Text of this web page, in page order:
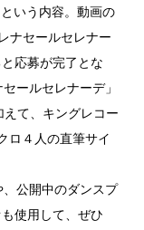
いう内容。動画の
ナセールセレナー
応募が完了とな
ールセレナーデ」
えて、キングレコー
ロ４人の直筆サイ
公開中のダンスプ
使用して、ぜひ